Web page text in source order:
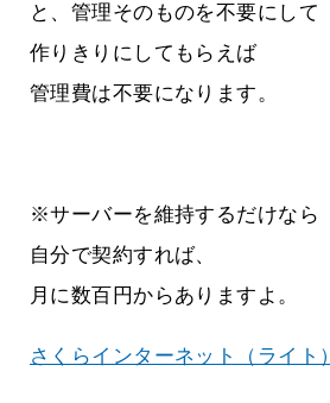
と、管理そのものを不要にして
作りきりにしてもらえば
管理費は不要になります。
※サーバーを維持するだけなら
自分で契約すれば、
月に数百円からありますよ。
さくらインターネット（ライト）